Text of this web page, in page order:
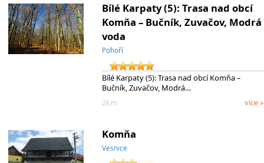
Bílé Karpaty (5): Trasa nad obcí
Komňa – Bučník, Zuvačov, Modrá
voda
Pohoří
Bílé Karpaty (5): Trasa nad obcí Komňa –
Bučník, Zuvačov, Modrá…
2km
více »
Komňa
Vesnice